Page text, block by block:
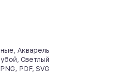
Акварель
Светлый
PDF, SVG